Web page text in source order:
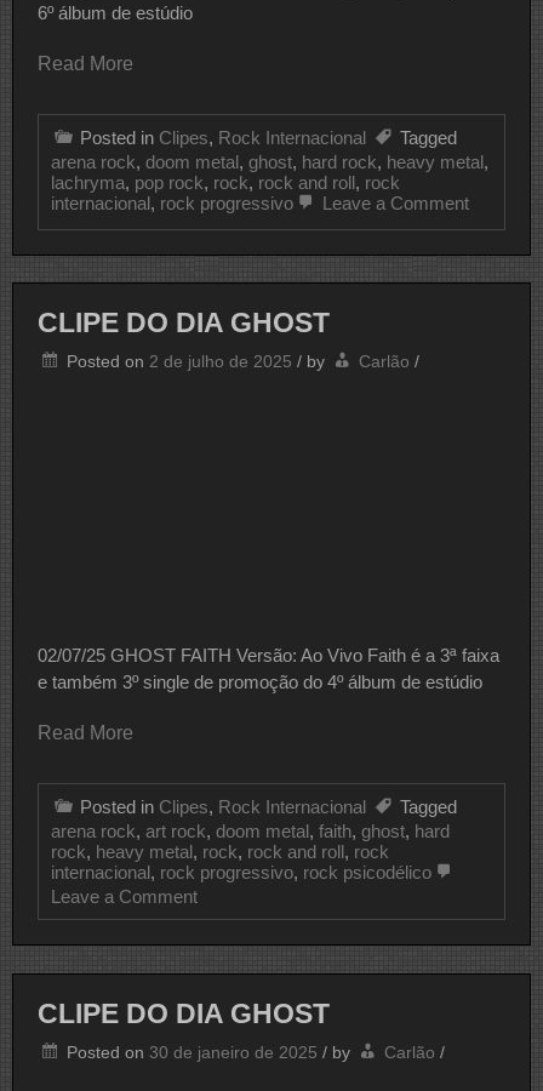
6º álbum de estúdio
Read More
Posted in Clipes, Rock Internacional
Tagged
arena rock, doom metal, ghost, hard rock, heavy metal,
lachryma, pop rock, rock, rock and roll, rock
internacional, rock progressivo Leave a Commenton
GHOST
CLIPE DO DIA GHOST
Posted on 2 de julho de 2025 / by Carlão /
02/07/25 GHOST FAITH Versão: Ao Vivo Faith é a 3ª faixa
e também 3º single de promoção do 4º álbum de estúdio
Read More
Posted in Clipes, Rock Internacional
Tagged
arena rock, art rock, doom metal, faith, ghost, hard
rock, heavy metal, rock, rock and roll, rock
internacional, rock progressivo, rock psicodélico
Leave a Commenton
CLIPE
GHOST
CLIPE DO DIA GHOST
Posted on 30 de janeiro de 2025 / by Carlão /